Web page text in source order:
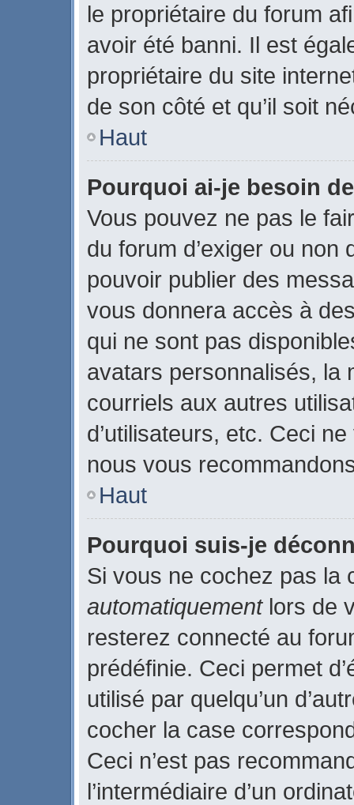
le propriétaire du forum
avoir été banni. Il est
propriétaire du site
de son côté et qu’il soit
Haut
Pourquoi ai-je besoin
Vous pouvez ne pas le
du forum d’exiger ou
pouvoir publier des
vous donnera accès à
qui ne sont pas
avatars personnalisés, la
courriels aux autres
d’utilisateurs, etc. Ceci
nous vous
Haut
Pourquoi suis-je
Si vous ne cochez pas la
automatiquementlors de
resterez connecté au
prédéfinie. Ceci permet
utilisé par quelqu’un
cocher la case
Ceci n’est pas
l’intermédiaire d’un